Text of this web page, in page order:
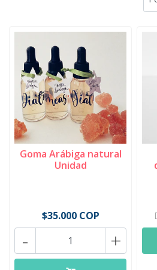
Goma Arábiga natural
Unidad
$35.000 COP
+
-